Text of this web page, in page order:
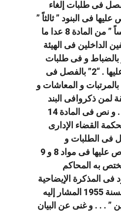
فى طلبات إلغاء
فى البنود ” ثالثاً ”
و ” رابعاً ” و ” خامساً ” من المادة 8 عدا ما
الداخلين فى الهيئة
بالضباط و فى طلبات
التعويض المترتبة عليها . “2” بالفصل فى
و المعاشات و
لمن ذكروافى البند
السابق أو لورثتهم . و نص فى المادة 14
القضاء الإدارى
فى الطلبات و
المنازعات المنصوص عليها فى مواد 8 و 9
ما تختص به المحاكم
فى المذكرة الإيضاحية
للقانون رقم 165 لسنة 1955 المشار إليه
” . . . و غنى عن البيان